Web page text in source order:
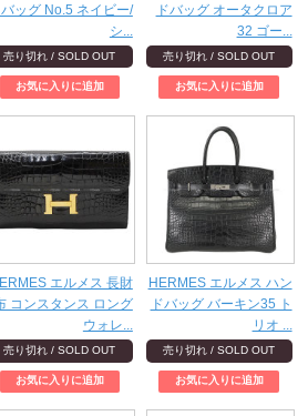
バッグ No.5 ネイビー/
シ...
売り切れ / SOLD OUT
ドバッグ オータクロア
32 ゴー...
売り切れ / SOLD OUT
エルメス 長財
コンスタンス ロング
ウォレ...
売り切れ / SOLD OUT
HERMES エルメス ハン
ドバッグ バーキン35 ト
リオ ...
売り切れ / SOLD OUT